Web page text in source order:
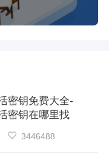
密钥免费大全-
密钥在哪里找
3446488